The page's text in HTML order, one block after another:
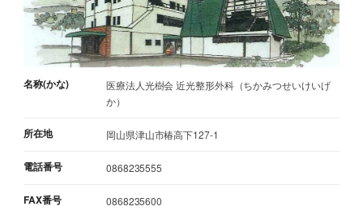
名称(かな)
医療法人光樹会 近光整形外科（ちかみつせいけいげ
か）
所在地 岡山県津山市椿高下127-1
電話番号 0868235555
FAX番号 0868235600